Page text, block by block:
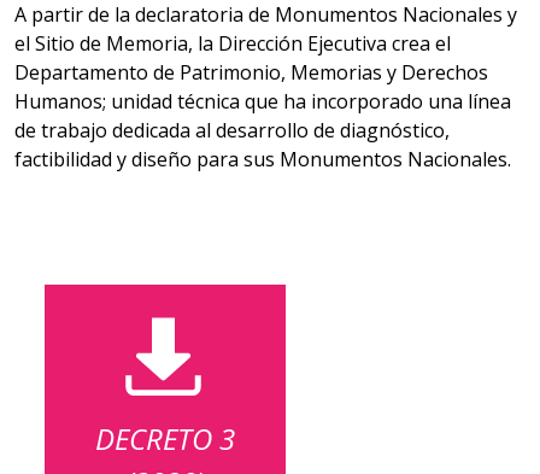
A partir de la declaratoria de Monumentos Nacionales y
el Sitio de Memoria, la Dirección Ejecutiva crea el
Departamento de Patrimonio, Memorias y Derechos
Humanos; unidad técnica que ha incorporado una línea
de trabajo dedicada al desarrollo de diagnóstico,
factibilidad y diseño para sus Monumentos Nacionales.
DECRETO 3